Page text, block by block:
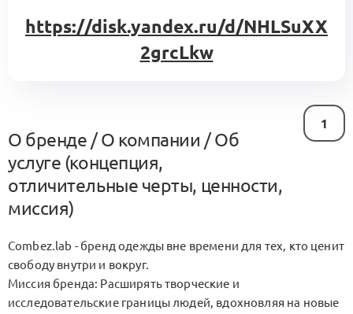
https://disk.yandex.ru/d/NHLSuXX
2grcLkw
1
О бренде / О компании / Об
услуге (концепция,
отличительные черты, ценности,
миссия)
Combez.lab - бренд одежды вне времени для тех, кто ценит
свободу внутри и вокруг.
Миссия бренда: Расширять творческие и
исследовательские границы людей, вдохновляя на новые